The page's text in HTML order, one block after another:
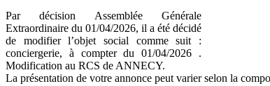
Par décision Assemblée Générale
Extraordinaire du 01/04/2026, il a été décidé
de modifier l’objet social comme suit :
conciergerie, à compter du 01/04/2026 .
Modification au RCS de ANNECY.
La présentation de votre annonce peut varier selon la